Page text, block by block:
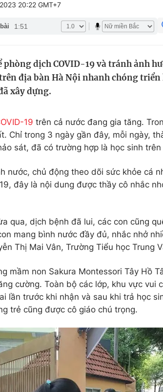
Du lịch
Chất lượng cuộc sống
Tuyển
20:22 GMT+7
1:51
phòng dịch COVID-19 và tránh ảnh
địa bàn Hà Nội nhanh chóng
xây dựng.
19 trên cả nước đang gia tăng.
Chỉ trong 3 ngày gần đây, mỗi ngày,
sát, đã có trường hợp là học sinh
nước, chủ động theo dõi sức khỏe cá
đây là nội dung được thầy cô nhắc
qua, dịch bệnh đã lui, các con cũng
mang bình nước đầy đủ, nhắc nhở
Thị Mai Vân, Trường Tiểu học Trung
mầm non Sakura Montessori Tây Hồ
cường. Toàn bộ các lớp, khu vực vui
lần trước khi nhận và sau khi trả học
trẻ cũng được cô giáo chú trọng.